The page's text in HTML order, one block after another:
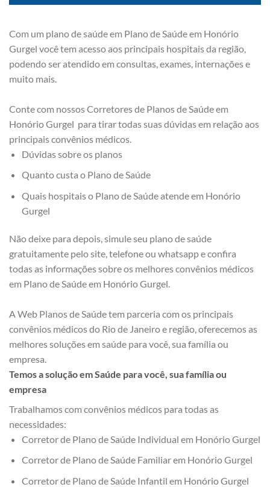
Com um plano de saúde em Plano de Saúde em Honório
Gurgel você tem acesso aos principais hospitais da região,
podendo ser atendido em consultas, exames, internações e
muito mais.
Conte com nossos Corretores de Planos de Saúde em
Honório Gurgel para tirar todas suas dúvidas em relação aos
principais convênios médicos.
Dúvidas sobre os planos
Quanto custa o Plano de Saúde
Quais hospitais o Plano de Saúde atende em Honório
Gurgel
Não deixe para depois, simule seu plano de saúde
gratuitamente pelo site, telefone ou whatsapp e confira
todas as informações sobre os melhores convênios médicos
em Plano de Saúde em Honório Gurgel.
A Web Planos de Saúde tem parceria com os principais
convênios médicos do Rio de Janeiro e região, oferecemos as
melhores soluções em saúde para você, sua família ou
empresa.
Temos a solução em Saúde para você, sua família ou
empresa
Trabalhamos com convênios médicos para todas as
necessidades:
Corretor de Plano de Saúde Individual em Honório Gurgel
Corretor de Plano de Saúde Familiar em Honório Gurgel
Corretor de Plano de Saúde Infantil em Honório Gurgel